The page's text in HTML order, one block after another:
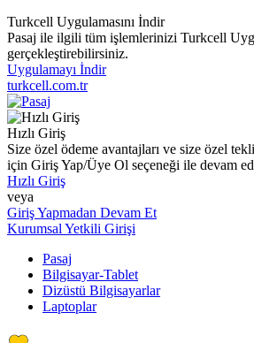
Turkcell Uygulamasını İndir
Pasaj ile ilgili tüm işlemlerinizi Turkcell
gerçekleştirebilirsiniz.
Uygulamayı İndir
turkcell.com.tr
Hızlı Giriş
Size özel ödeme avantajları ve size özel
için Giriş Yap/Üye Ol seçeneği ile devam
Hızlı Giriş
veya
Giriş Yapmadan Devam Et
Kurumsal Yetkili Girişi
Pasaj
Bilgisayar-Tablet
Dizüstü Bilgisayarlar
Laptoplar